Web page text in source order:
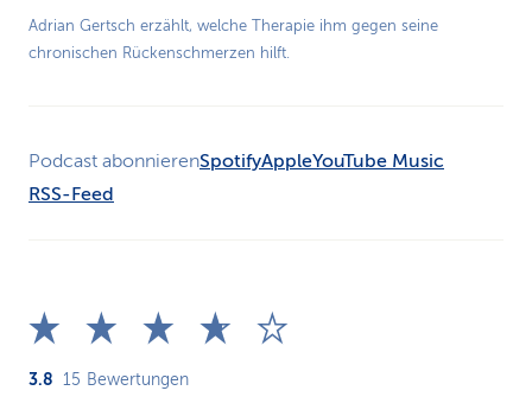
Play
Adrian Gertsch erzählt, welche Therapie ihm gegen seine
chronischen Rückenschmerzen hilft.
Podcast abonnierenSpotifyAppleYouTube Music
RSS-Feed
3.8 15 Bewertungen